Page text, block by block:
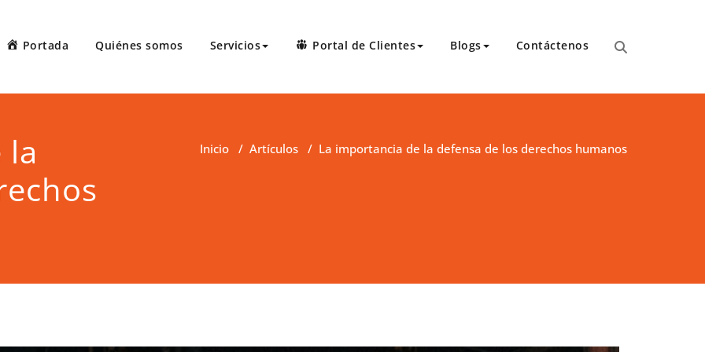
Portada Quiénes somos Servicios Portal de Clientes Blogs Contáctenos
Inicio / Artículos / La importancia de la defensa de los derechos humanos